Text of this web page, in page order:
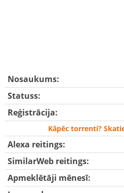
Nosaukums:
Statuss:
Reģistrācija:
Kāpēc torrenti?
Alexa reitings:
SimilarWeb reitings:
Apmeklētāji mēnesī: